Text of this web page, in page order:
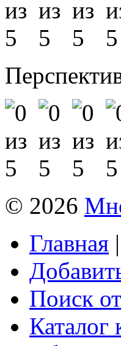
© 2026
Главная |
Поиск
Каталог